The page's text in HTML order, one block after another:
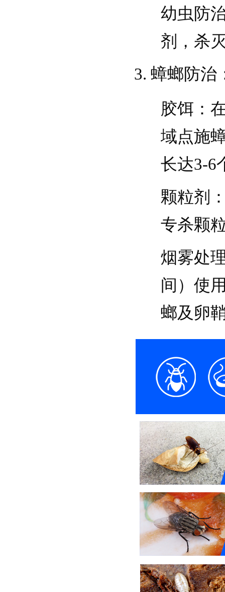
幼虫防
剂，杀
蟑螂防治
胶饵 ：
域点施
长达3-6
颗粒剂
专杀颗
烟雾处
间）使
螂及卵